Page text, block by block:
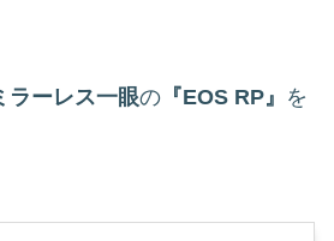
ラーレス一眼の 『EOS RP』 を